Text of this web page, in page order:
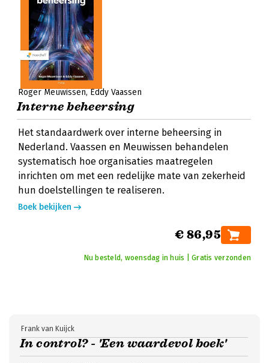
Roger Meuwissen Eddy Vaassen
Interne beheersing
Het standaardwerk over interne beheersing in
Nederland. Vaassen en Meuwissen behandelen
systematisch hoe organisaties maatregelen
inrichten om met een redelijke mate van zekerheid
hun doelstellingen te realiseren.
Boek bekijken
€ 86,95
Nu besteld, woensdag in huis | Gratis verzonden
In control? - 'Een waardevol boek'
Frank van Kuijck